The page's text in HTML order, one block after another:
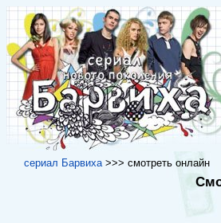
cериал Барвиха>>> cмотреть онлайн